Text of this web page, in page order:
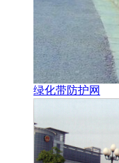
绿化带防护网